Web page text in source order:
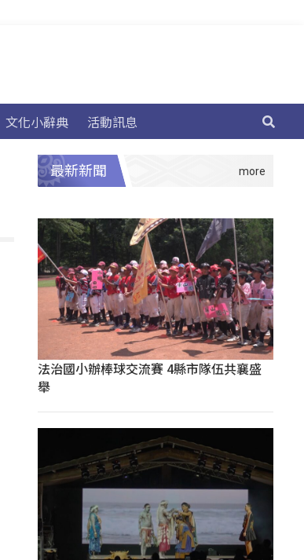
文化小辭典 活動訊息
最新新聞
法治國小辦棒球交流賽 4縣市隊伍共襄盛
舉